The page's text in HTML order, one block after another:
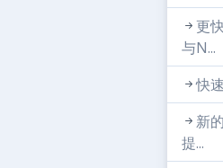
更
与N...
快
新
提...